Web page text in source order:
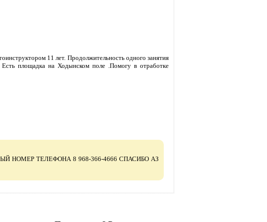
11 лет. Продолжительность одного занятия
площадка на Ходынском поле .Помогу в отработке
НОМЕР ТЕЛЕФОНА 8 968-366-4666 СПАСИБО АЗ